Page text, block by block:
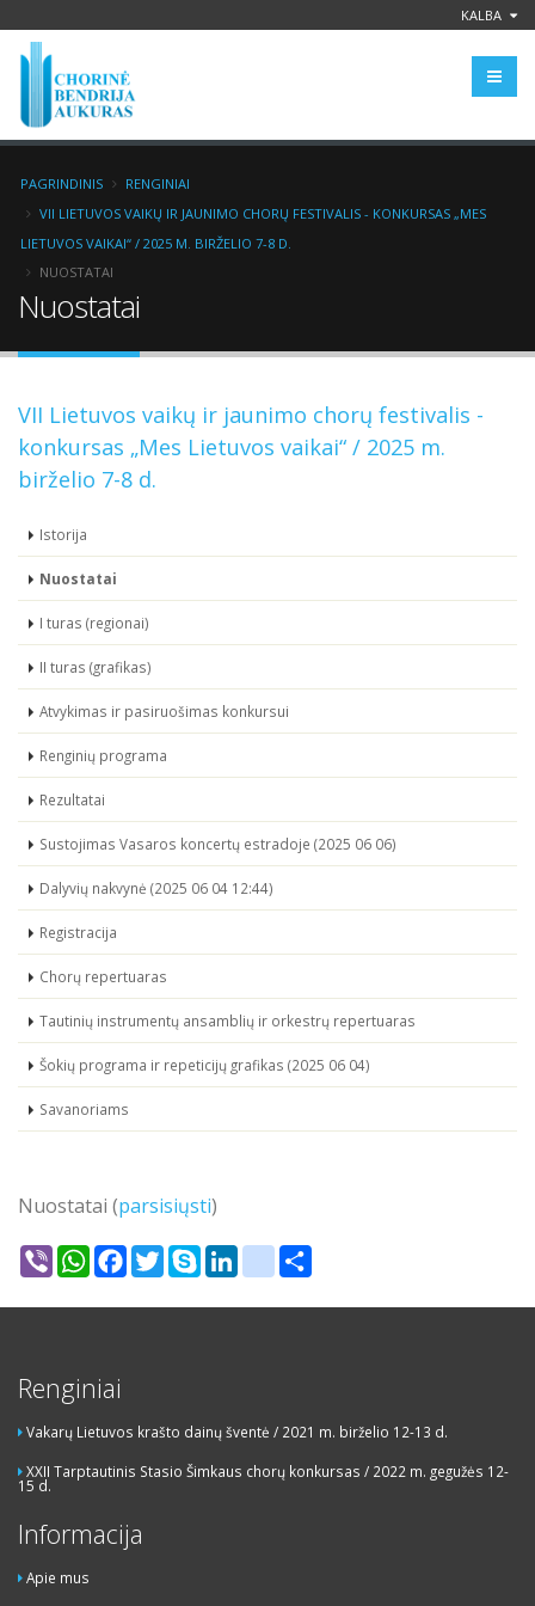
KALBA
PAGRINDINIS
RENGINIAI
VII LIETUVOS VAIKŲ IR JAUNIMO CHORŲ FESTIVALIS - KONKURSAS „MES
LIETUVOS VAIKAI“ / 2025 M. BIRŽELIO 7-8 D.
NUOSTATAI
Nuostatai
VII Lietuvos vaikų ir jaunimo chorų festivalis -
konkursas „Mes Lietuvos vaikai“ / 2025 m.
birželio 7-8 d.
Istorija
Nuostatai
I turas (regionai)
II turas (grafikas)
Atvykimas ir pasiruošimas konkursui
Renginių programa
Rezultatai
Sustojimas Vasaros koncertų estradoje (2025 06 06)
Dalyvių nakvynė (2025 06 04 12:44)
Registracija
Chorų repertuaras
Tautinių instrumentų ansamblių ir orkestrų repertuaras
Šokių programa ir repeticijų grafikas (2025 06 04)
Savanoriams
Nuostatai (parsisiųsti)
Viber WhatsAppFacebook
TwitterSkypeLinkedIngoogle_bookmarks
Renginiai
Vakarų Lietuvos krašto dainų šventė / 2021 m. birželio 12-13 d.
XXII Tarptautinis Stasio Šimkaus chorų konkursas / 2022 m. gegužės 12-
15 d.
Informacija
Apie mus